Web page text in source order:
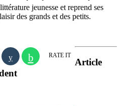
jeunesse et reprend ses
des grands et des petits.
RATE IT
Article